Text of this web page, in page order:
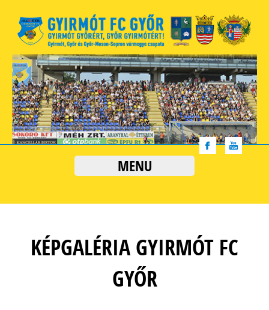
MENU
KÉPGALÉRIA GYIRMÓT FC
GYŐR